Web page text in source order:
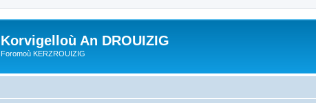
Korvigelloù An DROUIZIG
Foromoù KERZROUIZIG